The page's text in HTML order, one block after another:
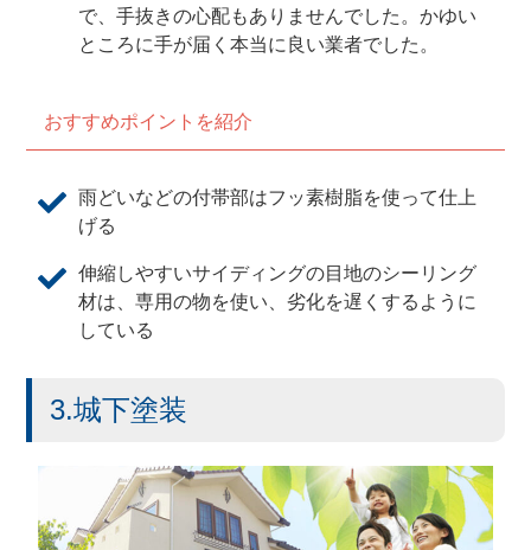
で、手抜きの心配もありませんでした。かゆい
ところに手が届く本当に良い業者でした。
おすすめポイントを紹介
雨どいなどの付帯部はフッ素樹脂を使って仕上
げる
伸縮しやすいサイディングの目地のシーリング
材は、専用の物を使い、劣化を遅くするように
している
3.城下塗装